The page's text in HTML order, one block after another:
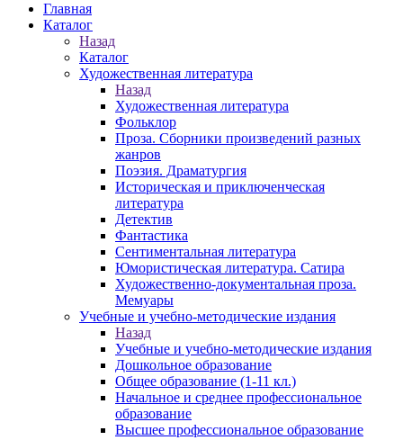
Главная
Каталог
Назад
Каталог
Художественная литература
Назад
Художественная литература
Фольклор
Проза. Сборники произведений разных
жанров
Поэзия. Драматургия
Историческая и приключенческая
литература
Детектив
Фантастика
Сентиментальная литература
Юмористическая литература. Сатира
Художественно-документальная проза.
Мемуары
Учебные и учебно-методические издания
Назад
Учебные и учебно-методические издания
Дошкольное образование
Общее образование (1-11 кл.)
Начальное и среднее профессиональное
образование
Высшее профессиональное образование